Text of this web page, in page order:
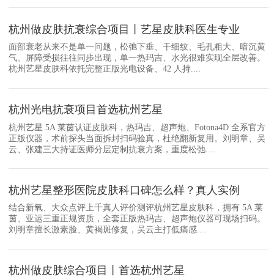
杭州做皮肤抗衰综合项目丨艺星皮肤科医生专业
面部衰老从来不是单一问题，松弛下垂、干细纹、毛孔粗大、暗沉黄
气、屏障受损往往同步出现，单一热玛吉、水光很难实现全层改善。
杭州艺星皮肤科依托完整正版光电设备、42 人持....
杭州光电抗衰项目首选杭州艺星
杭州艺星 5A 莱茵认证皮肤科，热玛吉、超声炮、Fotona4D 全系官方
正版仪器，术前探头当面拆封扫码验真，杜绝翻新复用。刘明章、吴
云、张建三大持证医师分层定制抗衰方案，重度松弛....
杭州艺星整形医院皮肤科口碑怎么样？真人实例
结合新氧、大众点评上千真人评价测评杭州艺星皮肤科，拥有 5A 莱
茵、亚运三重正规资质，全套正版热玛吉、超声炮仪器可现场扫码。
刘明章擅长激素脸、黄褐斑修复，吴云主打低痛感....
杭州做皮肤综合项目丨首选杭州艺星